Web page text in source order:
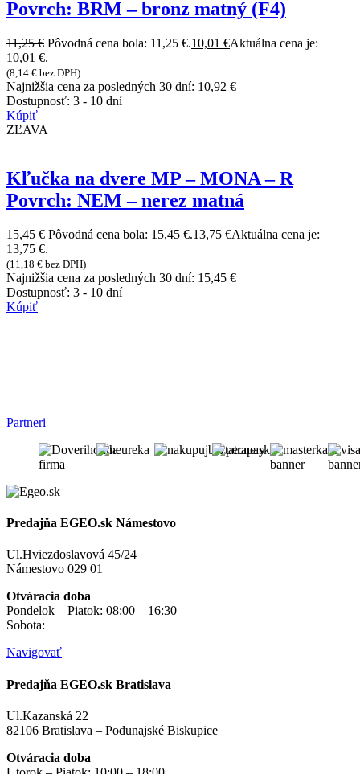
Povrch: BRM – bronz matný (F4)
11,25€ Pôvodná cena bola: 11,25 €.10,01 €Aktuálna cena je:
10,01 €.
(8,14 € bez DPH)
Najnižšia cena za posledných 30 dní: 10,92 €
Dostupnosť: 3 - 10 dní
Kúpiť
ZĽAVA
Kľučka na dvere MP – MONA – R
Povrch: NEM – nerez matná
15,45€ Pôvodná cena bola: 15,45 €.13,75 €Aktuálna cena je:
13,75 €.
(11,18 € bez DPH)
Najnižšia cena za posledných 30 dní: 15,45 €
Dostupnosť: 3 - 10 dní
Kúpiť
Partneri
Predajňa EGEO.sk Námestovo
Ul.Hviezdoslavová 45/24
Námestovo 029 01
Otváracia doba
Pondelok – Piatok: 08:00 – 16:30
Sobota:
Navigovať
Predajňa EGEO.sk Bratislava
Ul.Kazanská 22
82106 Bratislava – Podunajské Biskupice
Otváracia doba